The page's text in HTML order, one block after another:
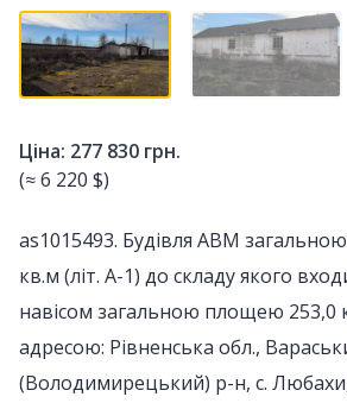
Ціна: 277 830 грн.
(≈ 6 220 $)
as1015493. Будівля АВМ
кв.м (літ. А-1) до складу якого
навісом загальною площею 253,0
адресою: Рівненська обл.,
(Володимирецький) р-н, с.